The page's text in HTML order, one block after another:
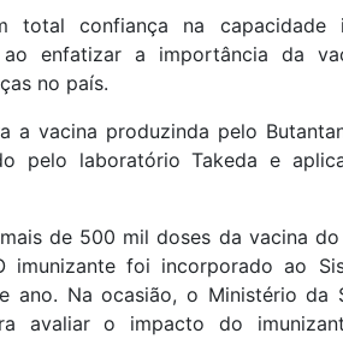
total confiança na capacidade
ao enfatizar a importância da
no país.
a vacina produzinda pelo
pelo laboratório Takeda e
de 500 mil doses da vacina do
foi incorporado ao
ano. Na ocasião, o Ministério da
avaliar o impacto do